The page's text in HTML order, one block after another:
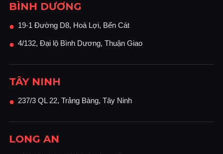
BÌNH DƯƠNG
● 19-1 Đường D8, Hoà Lợi, Bến Cát
● 4/132, Đại lộ Bình Dương, Thuận Giao
TÂY NINH
● 237/3 QL 22, Trảng Bàng, Tây Ninh
LONG AN